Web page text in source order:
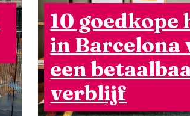
10 goedkope
in Barcelona
een
verblijf